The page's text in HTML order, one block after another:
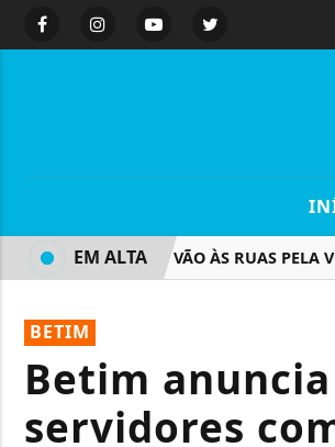
MULHERES VÃO ÀS RUAS PELA
EM ALTA
BETIM
Betim
servidores